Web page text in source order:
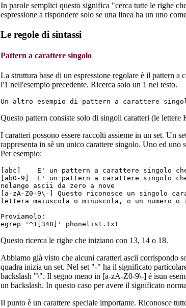
In parole semplici questo significa "cerca tutte le righe
espressione a rispondere solo se una linea ha un uno
Le regole di sintassi
Pattern a carattere singolo
La struttura base di un espressione regolare è il pattern
l'1 nell'esempio precedente. Ricerca solo un 1 nel testo.
Questo pattern consiste solo di singoli caratteri (le lettere
I caratteri possono essere raccolti assieme in un set. Un
rappresenta in sè un unico carattere singolo. Uno ed uno
Per esempio:
[abc]    E' un pattern a carattere singolo
[ab0-9]  E' un pattern a carattere singolo
nelange ascii da zero a nove
[a-zA-Z0-9\-] Questo riconosce un singolo
lettera maiuscola o minuscola, o un numero o
Proviamolo:
Questo ricerca le righe che iniziano con 13, 14 o 18.
Abbiamo già visto che alcuni caratteri ascii corrispondo
quadra inizia un set. Nel set "-" ha il significato
backslash "\". Il segno meno in [a-zA-Z0-9\-] è isun
un backslash. In questo caso per avere il significato
Il punto è un carattere speciale importante. Riconosce